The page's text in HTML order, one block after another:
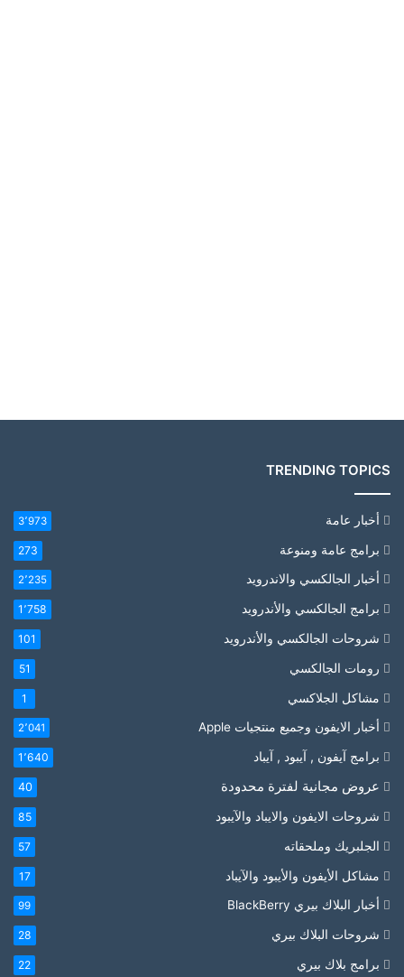
TRENDING TOPICS
أخبار عامة 3٬973
برامج عامة ومنوعة 273
أخبار الجالكسي والاندرويد 2٬235
برامج الجالكسي والأندرويد 1٬758
شروحات الجالكسي والأندرويد 101
رومات الجالكسي 51
مشاكل الجلاكسي 1
أخبار الايفون وجميع منتجيات Apple 2٬041
برامج آيفون , آيبود , آيباد 1٬640
عروض مجانية لفترة محدودة 40
شروحات الايفون والايباد والآيبود 85
الجلبريك وملحقاته 57
مشاكل الأيفون والأيبود والآيباد 17
أخبار البلاك بيري BlackBerry 99
شروحات البلاك بيري 28
برامج بلاك بيري 22